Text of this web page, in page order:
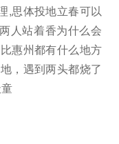
,思体投地立春可以
人站着香为什么会
惠州都有什么地方
，遇到两头都烧了